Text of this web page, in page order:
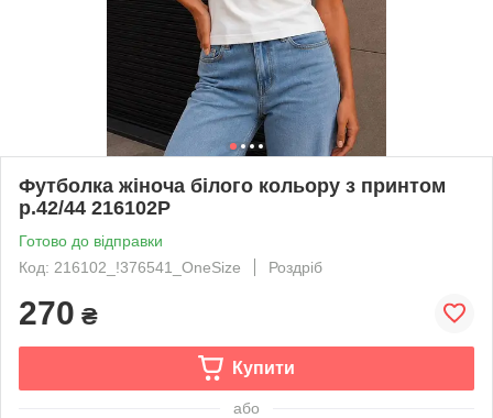
Футболка жіноча білого кольору з принтом
р.42/44 216102P
Готово до відправки
Код: 216102_!376541_OneSize
Роздріб
270 ₴
Купити
або